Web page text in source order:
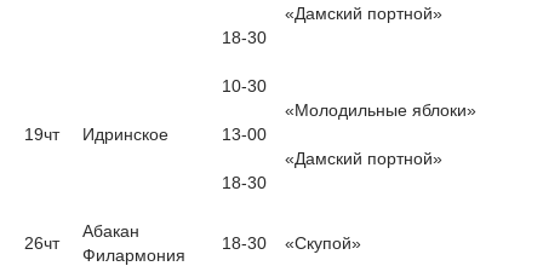
18-30
«Дамский портной»
19чт Идринское
10-30
13-00
18-30
«Молодильные яблоки»
«Дамский портной»
26чт
Абакан
Филармония
18-30 «Скупой»